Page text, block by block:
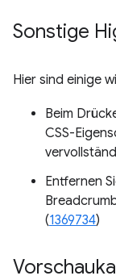
Sonstige
Hier sind einige
Beim
CSS-
Entfernen
(1369734)